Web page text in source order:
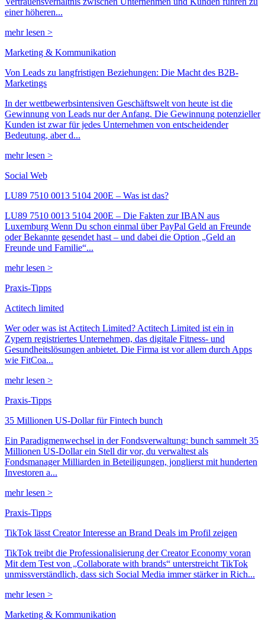
einer höheren...
mehr lesen >
Marketing & Kommunikation
Von Leads zu langfristigen Beziehungen: Die Macht des B2B-
Marketings
In der wettbewerbsintensiven Geschäftswelt von heute ist die
Gewinnung von Leads nur der Anfang. Die Gewinnung potenzieller
Kunden ist zwar für jedes Unternehmen von entscheidender
Bedeutung, aber d...
mehr lesen >
Social Web
LU89 7510 0013 5104 200E – Was ist das?
LU89 7510 0013 5104 200E – Die Fakten zur IBAN aus
Luxemburg Wenn Du schon einmal über PayPal Geld an Freunde
oder Bekannte gesendet hast – und dabei die Option „Geld an
Freunde und Familie“...
mehr lesen >
Praxis-Tipps
Actitech limited
Wer oder was ist Actitech Limited? Actitech Limited ist ein in
Zypern registriertes Unternehmen, das digitale Fitness- und
Gesundheitslösungen anbietet. Die Firma ist vor allem durch Apps
wie FitCoa...
mehr lesen >
Praxis-Tipps
35 Millionen US-Dollar für Fintech bunch
Ein Paradigmenwechsel in der Fondsverwaltung: bunch sammelt 35
Millionen US-Dollar ein Stell dir vor, du verwaltest als
Fondsmanager Milliarden in Beteiligungen, jonglierst mit hunderten
Investoren a...
mehr lesen >
Praxis-Tipps
TikTok lässt Creator Interesse an Brand Deals im Profil zeigen
TikTok treibt die Professionalisierung der Creator Economy voran
Mit dem Test von „Collaborate with brands“ unterstreicht TikTok
unmissverständlich, dass sich Social Media immer stärker in Rich...
mehr lesen >
Marketing & Kommunikation